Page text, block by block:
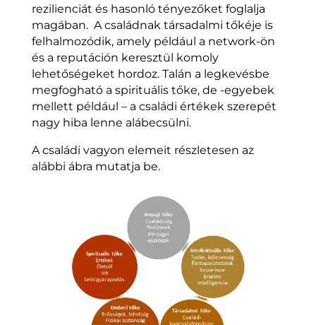
rezilienciát és hasonló tényezőket foglalja
magában. A családnak társadalmi tőkéje is
felhalmozódik, amely például a network-ön
és a reputáción keresztül komoly
lehetőségeket hordoz. Talán a legkevésbe
megfogható a spirituális tőke, de -egyebek
mellett például – a családi értékek szerepét
nagy hiba lenne alábecsülni.
A családi vagyon elemeit részletesen az
alábbi ábra mutatja be.